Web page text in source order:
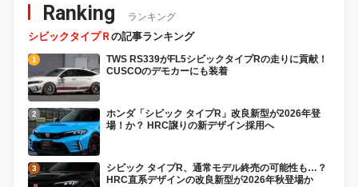
Ranking ランキング
シビックタイプＲの記事ランキング
TWS RS339がFL5シビックタイプRの走りに貢献！
CUSCOのデモカーにも装着
ホンダ「シビック タイプR」改良新型が2026年登
場！か？ HRC譲りの新デザイン採用へ
シビック タイプR、通常モデル終売の可能性も…？
HRC直系デザインの改良新型が2026年秋登場か